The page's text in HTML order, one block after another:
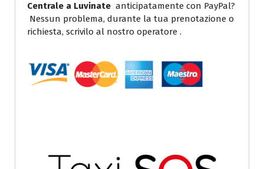
Centrale a Luvinate anticipatamente con PayPal?
Nessun problema, durante la tua prenotazione o
richiesta, scrivilo al nostro operatore .